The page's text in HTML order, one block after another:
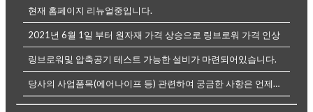
현재 홈페이지 리뉴얼중입니다.
2021년 6월 1일 부터 원자재 가격 상승으로 링브로워 가격 인상
링브로워및 압축공기 테스트 가능한 설비가 마련되어있습니다.
당사의 사업품목(에어나이프 등) 관련하여 궁금한 사항은 언제든전화나, 메...